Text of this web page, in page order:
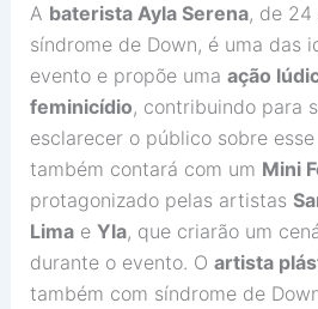
A baterista Ayla Serena, de 24
síndrome de Down, é uma das
evento e propõe uma ação
feminicídio, contribuindo para
esclarecer o público sobre
também contará com um Mini
protagonizado pelas artistas
Limae Yla, que criarão um
durante o evento. O artista
também com síndrome de